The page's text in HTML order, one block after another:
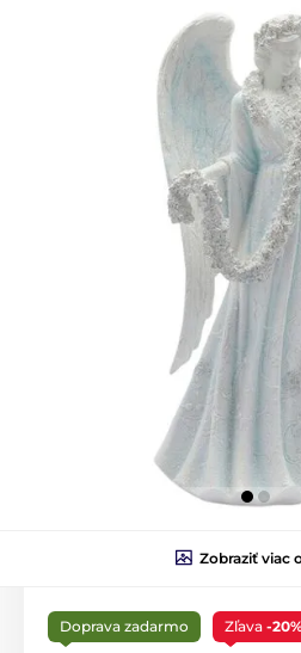
Zobraziť viac
Doprava zadarmo Zľava -